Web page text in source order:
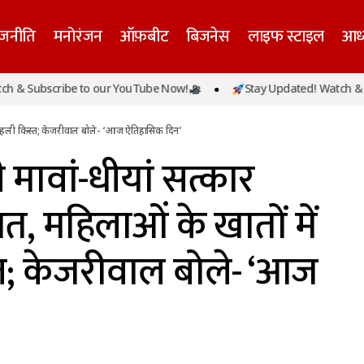
मनोरंजन ऑफ़बीट बिजनेस लाइफ स्टाइल
मावां-धीयां सत्कार योजना’ की शुरुआत, महिलाओं के
to our YouTube Now! Stay Updated! Watch &
किस्त; केजरीवाल बोले- ‘आज ऐतिहासिक दिन’
धीयां सत्कार
महिलाओं के खातों में
केजरीवाल बोले- ‘आज